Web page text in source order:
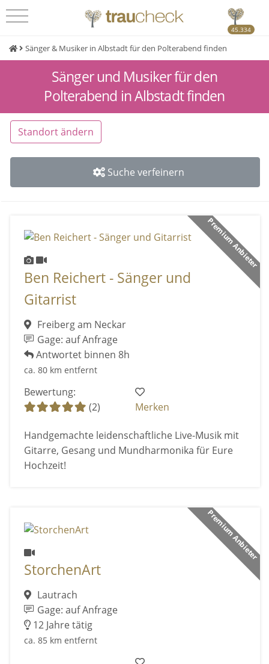
45.334
Sänger & Musiker in Albstadt für den Polterabend finden
Sänger und Musiker für den
Polterabend in Albstadt finden
Standort ändern
Suche verfeinern
Premium Anbieter
Ben Reichert - Sänger und
Gitarrist
Freiberg am Neckar
Gage: auf Anfrage
Antwortet binnen 8h
ca. 80 km entfernt
Bewertung:
(2)
Merken
Handgemachte leidenschaftliche Live-Musik mit
Gitarre, Gesang und Mundharmonika für Eure
Hochzeit!
Premium Anbieter
StorchenArt
Lautrach
Gage: auf Anfrage
12 Jahre tätig
ca. 85 km entfernt